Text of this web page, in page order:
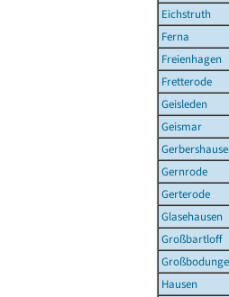
Eichstruth
Ferna
Freienhagen
Fretterode
Geisleden
Geismar
Gernrode
Gerterode
Glasehausen
Großbartloff
Hausen